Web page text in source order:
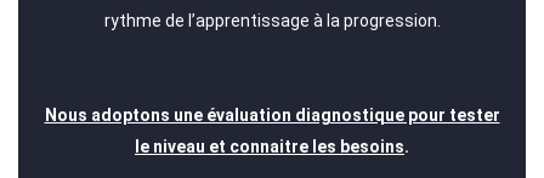
rythme de l’apprentissage à la progression.
Nous adoptons une évaluation diagnostique pour tester
le niveau et connaitre les besoins.